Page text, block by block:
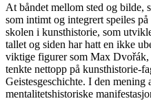
At båndet mellom sted og bilde,
som intimt og integrert speiles
skolen i kunsthistorie, som
tallet og siden har hatt en ikke
viktige figurer som Max Dvořák,
tenkte nettopp på kunsthistorie-
Geistesgeschichte. I den
mentalitetshistoriske